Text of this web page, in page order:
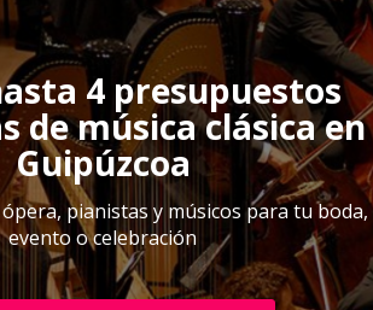
4 presupuestos
de música clásica en
Guipúzcoa
pianistas y músicos para tu boda,
evento o celebración